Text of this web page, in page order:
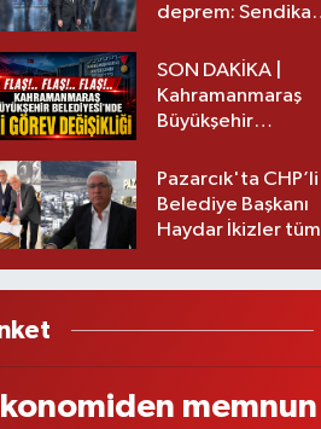
deprem: Sendika
SON DAKİKA |
Kahramanmaraş
Büyükşehir
görev değişikliği!
Pazarcık'ta CHP’li
Belediye Başkanı
Haydar İkizler tüm
memnun